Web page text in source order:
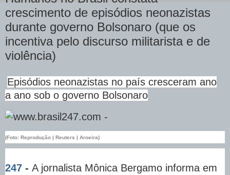
crescimento de episódios neonazistas
durante governo Bolsonaro (que os
incentiva pelo discurso militarista e de
violência)
Episódios neonazistas no país cresceram ano
a ano sob o governo Bolsonaro
(Foto: Reprodução | Reuters | Aroeira)
247 - A jornalista Mônica Bergamo informa em